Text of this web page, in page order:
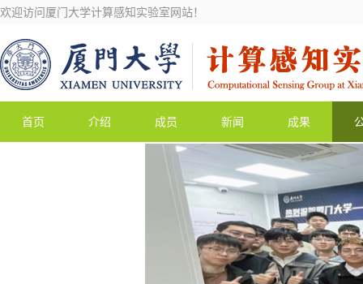
欢迎访问厦门大学计算感知实验室网站！
首页 介绍 成员 新闻 成果